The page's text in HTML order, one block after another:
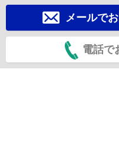
メールで
電話で